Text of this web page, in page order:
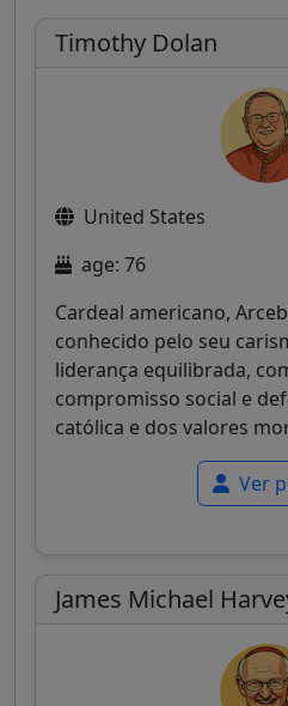
Timothy Dolan
United States
age: 76
Cardeal americano,
conhecido pelo seu
liderança equilibrada,
compromisso social e
católica e dos valores
Ver
James Michael